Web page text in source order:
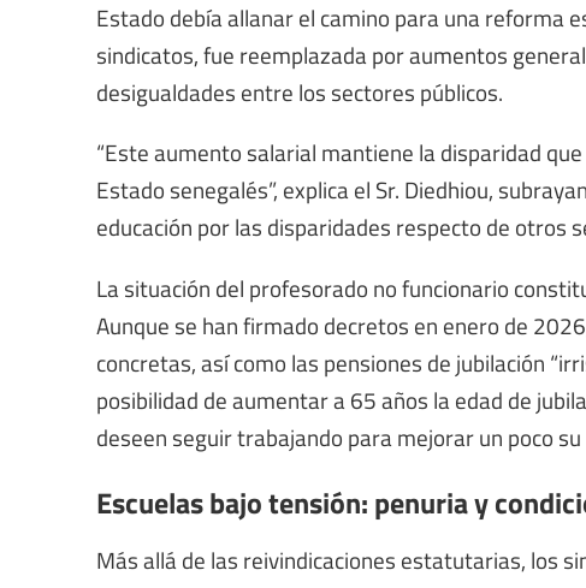
Estado debía allanar el camino para una reforma
sindicatos, fue reemplazada por aumentos
desigualdades entre los sectores públicos.
“Este aumento salarial mantiene la disparidad
Estado senegalés”, explica el Sr. Diedhiou,
educación por las disparidades respecto de otros
La situación del profesorado no funcionario
Aunque se han firmado decretos en enero de
concretas, así como las pensiones de jubilación
posibilidad de aumentar a 65 años la edad de
deseen seguir trabajando para mejorar un poco su
Escuelas bajo tensión: penuria y
Más allá de las reivindicaciones estatutarias, los